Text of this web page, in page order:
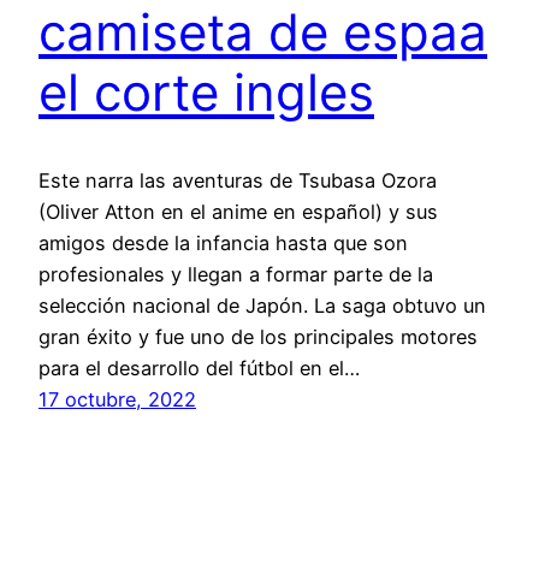
camiseta de espaa
el corte ingles
Este narra las aventuras de Tsubasa Ozora
(Oliver Atton en el anime en español) y sus
amigos desde la infancia hasta que son
profesionales y llegan a formar parte de la
selección nacional de Japón. La saga obtuvo un
gran éxito y fue uno de los principales motores
para el desarrollo del fútbol en el…
17 octubre, 2022